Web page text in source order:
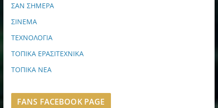
ΣΑΝ ΣΗΜΕΡΑ
ΣΙΝΕΜΑ
ΤΕΧΝΟΛΟΓΙΑ
ΤΟΠΙΚΑ ΕΡΑΣΙΤΕΧΝΙΚΑ
ΤΟΠΙΚΑ ΝΕΑ
FANS FACEBOOK PAGE